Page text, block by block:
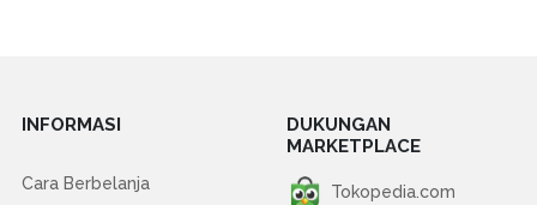
INFORMASI
Cara Berbelanja
DUKUNGAN
MARKETPLACE
Tokopedia.com